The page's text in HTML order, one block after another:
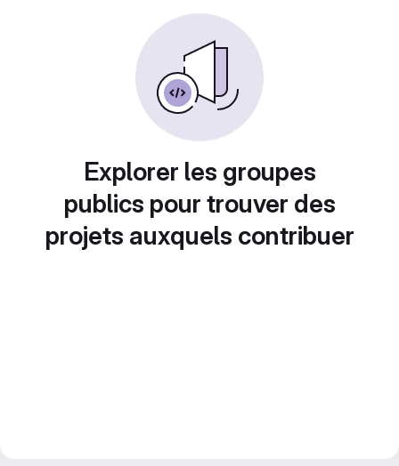
Explorer les groupes
publics pour trouver des
projets auxquels contribuer